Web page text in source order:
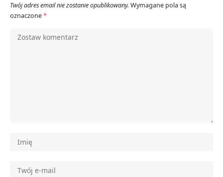
Twój adres email nie zostanie opublikowany. Wymagane pola są
oznaczone*